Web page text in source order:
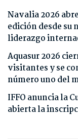
Navalia 2026
edición desde
liderazgo
Aquasur 2026
visitantes y se
número uno del
IFFO anuncia la
abierta la